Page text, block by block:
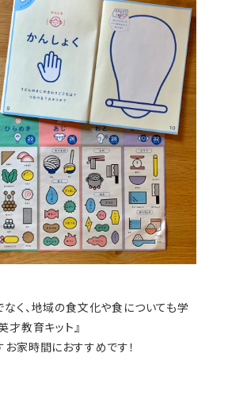
く、地域の食文化や食についても学
才教育キット』
家時間におすすめです！